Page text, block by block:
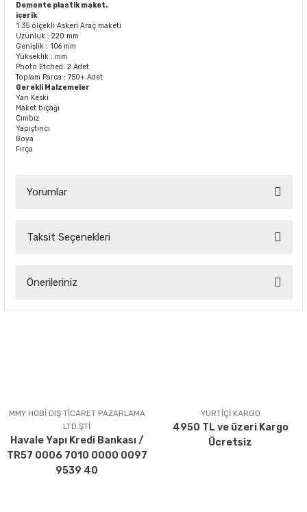
Demonte plastik maket.
içerik
1:35 ölçekli Askeri Araç maketi
Uzunluk : 220 mm
Genişlik : 106 mm
Yükseklik : mm
Photo Etched: 2 Adet
Toplam Parca : 750+ Adet
Gerekli Malzemeler
Yan Keski
Maket bıçağı
Cımbız
Yapıştırıcı
Boya
Fırça
Yorumlar
Taksit Seçenekleri
Önerileriniz
Ürün açıklamasında eksik bilgiler bulunuyor.
Ürün bilgilerinde hatalar bulunuyor.
Ürün fiyatı diğer sitelerden daha pahalı.
Bu ürüne benzer farklı alternatifler olmalı.
MMY HOBİ DIŞ TİCARET PAZARLAMA
LTD.ŞTİ
Havale Yapı Kredi Bankası /
TR57 0006 7010 0000 0097
9539 40
YURTİÇİ KARGO
4950 TL ve üzeri Kargo
Ücretsiz